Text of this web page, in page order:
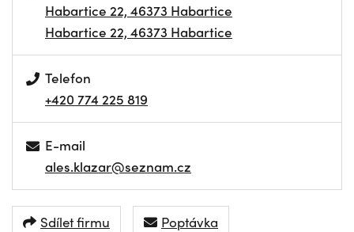
Habartice 22, 46373 Habartice
Habartice 22, 46373 Habartice
Telefon
+420 774 225 819
E-mail
ales.klazar@seznam.cz
Sdílet firmu Poptávka